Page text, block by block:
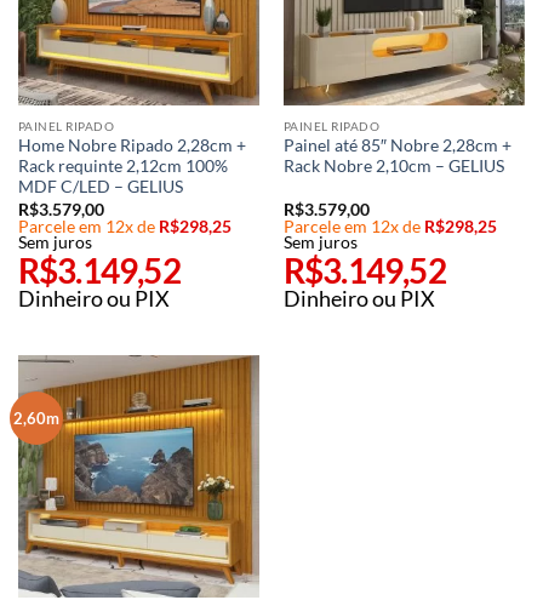
PAINEL RIPADO
Home Nobre Ripado 2,28cm +
Rack requinte 2,12cm 100%
MDF C/LED – GELIUS
R$3.579,00
Parcele em 12x de R$298,25
Sem juros
R$3.149,52
Dinheiro ou PIX
PAINEL RIPADO
Painel até 85″ Nobre 2,28cm +
Rack Nobre 2,10cm – GELIUS
R$3.579,00
Parcele em 12x de R$298,25
Sem juros
R$3.149,52
Dinheiro ou PIX
2,60m